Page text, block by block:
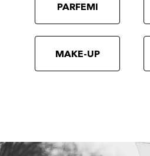
PARFEMI
MAKE-UP